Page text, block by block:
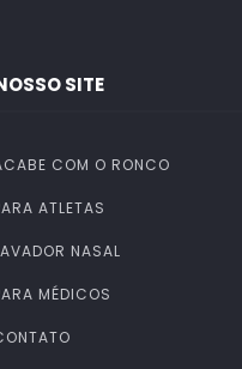
SITE
COM O RONCO
ATLETAS
NASAL
MÉDICOS